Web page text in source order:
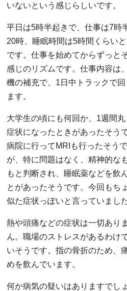
いないという感じらしいです。
平日は5時半起きで、仕事は7時
20時、睡眠時間は5時間くらい
です。仕事を始めてからずっと
感じのリズムです。仕事内容は
機の補充で、1日中トラックで回
ます。
大学生の頃にも何回か、1週間
症状になったときがあったそうで
病院に行ってMRIも行ったそう
が、特に問題はなく、精神的な
もと判断され、睡眠薬などを飲
とがあったそうです。今回もち
似た症状っぽいと言っていました
熱や頭痛などの症状は一切あり
ん。職場のストレスがあるわけ
いそうです。指の骨折のため、
めを飲んでいます。
何か病気の疑いはありますでし